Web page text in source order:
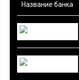
Название банка